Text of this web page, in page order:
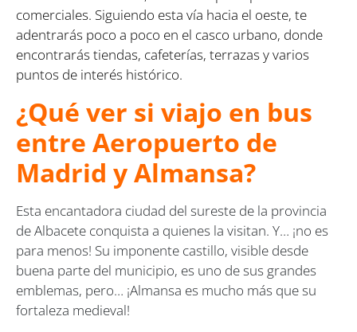
comerciales. Siguiendo esta vía hacia el oeste, te
adentrarás poco a poco en el casco urbano, donde
encontrarás tiendas, cafeterías, terrazas y varios
puntos de interés histórico.
¿Qué ver si viajo en bus
entre Aeropuerto de
Madrid y Almansa?
Esta encantadora ciudad del sureste de la provincia
de Albacete conquista a quienes la visitan. Y… ¡no es
para menos! Su imponente castillo, visible desde
buena parte del municipio, es uno de sus grandes
emblemas, pero… ¡Almansa es mucho más que su
fortaleza medieval!